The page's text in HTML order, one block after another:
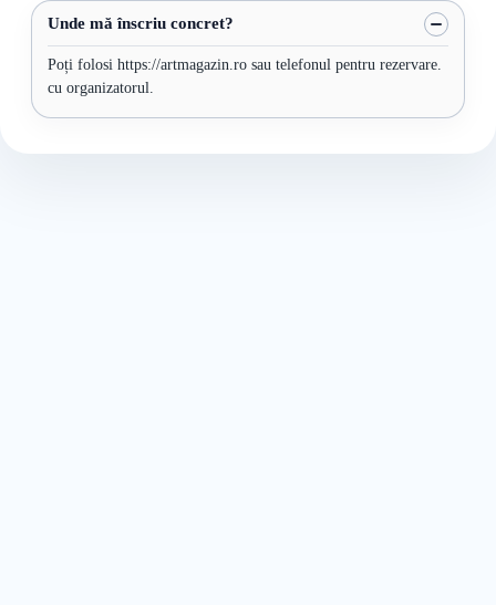
Unde mă înscriu concret?
Poți folosi https://artmagazin.ro sau telefonul pentru rezervare.
cu organizatorul.